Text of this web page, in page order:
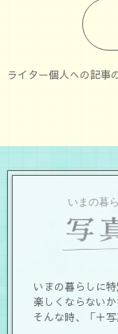
ライター個人への記事
いまの暮らしに
楽しくならないか
そんな時、「＋